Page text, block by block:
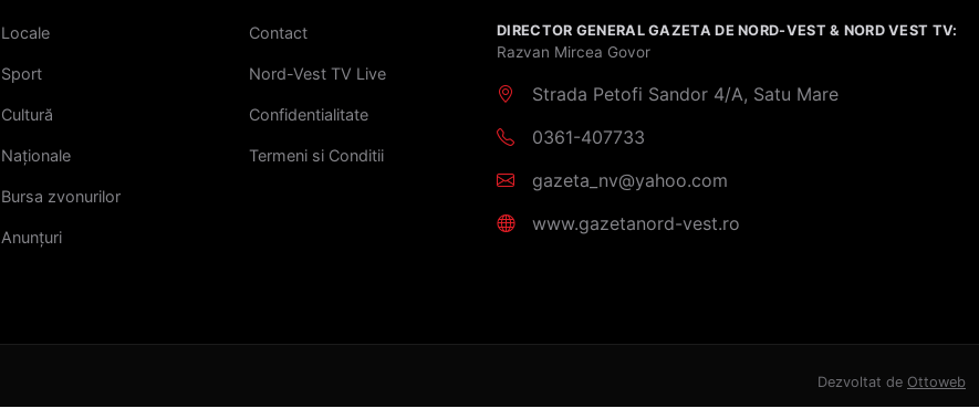
Locale
Sport
Cultură
Naționale
Bursa zvonurilor
Anunțuri
Contact
Nord-Vest TV Live
Confidentialitate
Termeni si Conditii
DIRECTOR GENERAL GAZETA DE NORD-VEST & NORD VEST TV:
Razvan Mircea Govor
Strada Petofi Sandor 4/A, Satu Mare
0361-407733
gazeta_nv@yahoo.com
www.gazetanord-vest.ro
Dezvoltat de Ottoweb